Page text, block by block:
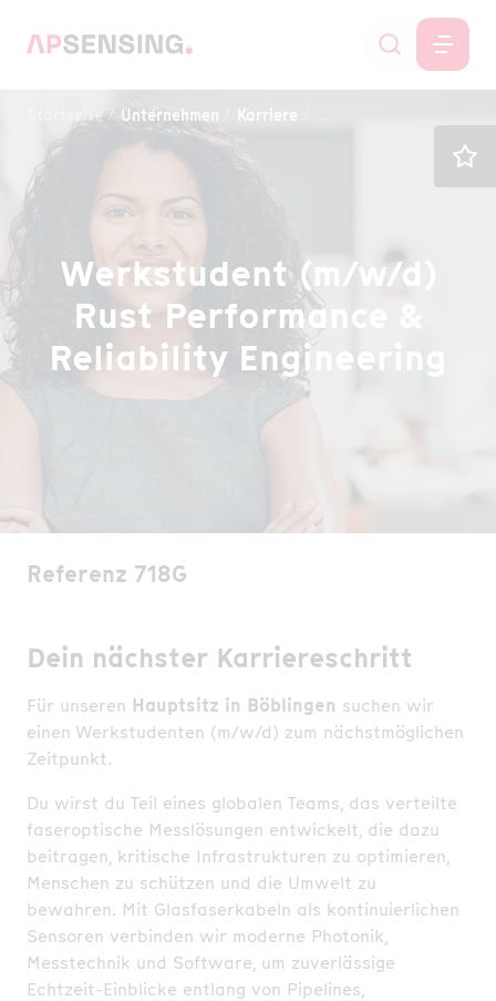
Startseite Unternehmen Karriere
Werkstudent (m/w/d)
Rust Performance &
Reliability Engineering
Referenz 718G
Dein nächster Karriereschritt
Für unseren Hauptsitz in Böblingen suchen wir
einen Werkstudenten (m/w/d) zum nächstmöglichen
Zeitpunkt.
Du wirst du Teil eines globalen Teams, das verteilte
faseroptische Messlösungen entwickelt, die dazu
beitragen, kritische Infrastrukturen zu optimieren,
Menschen zu schützen und die Umwelt zu
bewahren. Mit Glasfaserkabeln als kontinuierlichen
Sensoren verbinden wir moderne Photonik,
Messtechnik und Software, um zuverlässige
Echtzeit-Einblicke entlang von Pipelines,